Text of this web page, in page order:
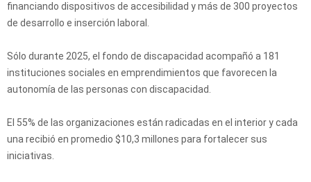
financiando dispositivos de accesibilidad y más de 300 proyectos
de desarrollo e inserción laboral.
Sólo durante 2025, el fondo de discapacidad acompañó a 181
instituciones sociales en emprendimientos que favorecen la
autonomía de las personas con discapacidad.
El 55% de las organizaciones están radicadas en el interior y cada
una recibió en promedio $10,3 millones para fortalecer sus
iniciativas.